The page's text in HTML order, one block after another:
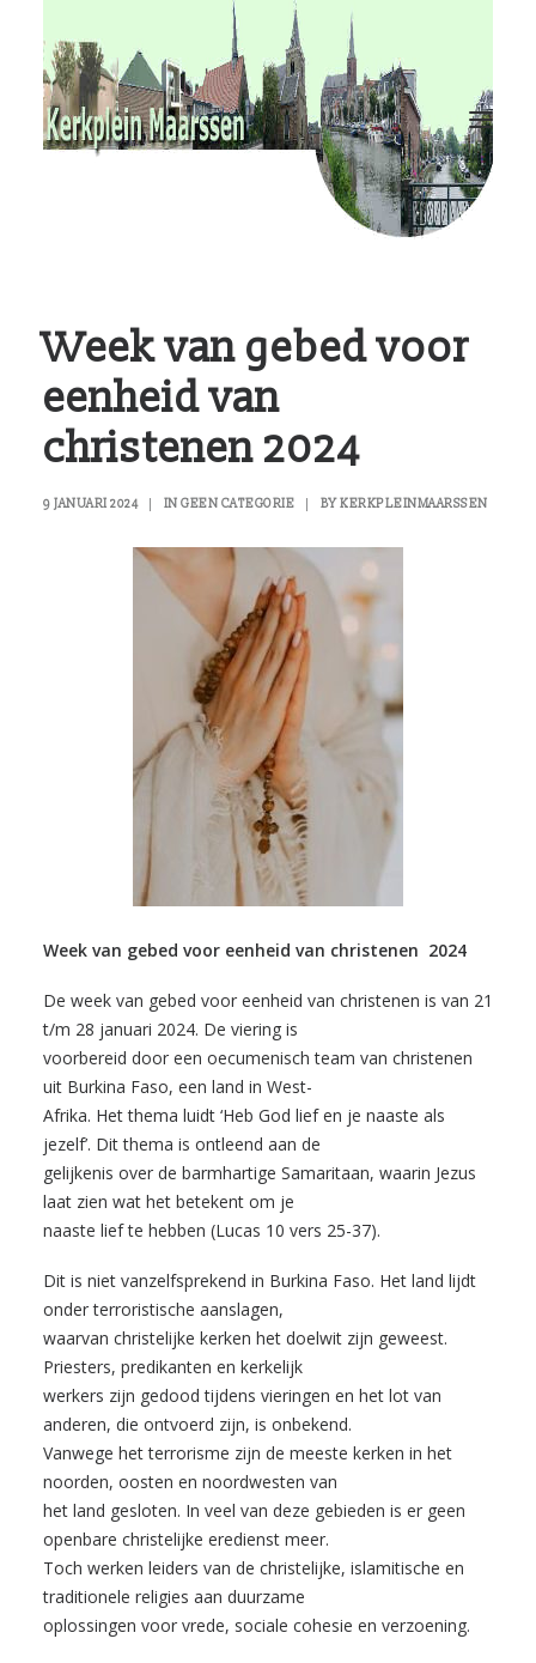
RvKM
Gemeenschappen
Kerkbladen
Week van gebed voor
eenheid van
christenen 2024
9 JANUARI 2024 IN GEEN CATEGORIE BYKERKPLEINMAARSSEN
Week van gebed voor eenheid van christenen 2024
De week van gebed voor eenheid van christenen is van 21
t/m 28 januari 2024. De viering is
voorbereid door een oecumenisch team van christenen
uit Burkina Faso, een land in West-
Afrika. Het thema luidt ‘Heb God lief en je naaste als
jezelf’. Dit thema is ontleend aan de
gelijkenis over de barmhartige Samaritaan, waarin Jezus
laat zien wat het betekent om je
naaste lief te hebben (Lucas 10 vers 25-37).
Dit is niet vanzelfsprekend in Burkina Faso. Het land lijdt
onder terroristische aanslagen,
waarvan christelijke kerken het doelwit zijn geweest.
Priesters, predikanten en kerkelijk
werkers zijn gedood tijdens vieringen en het lot van
anderen, die ontvoerd zijn, is onbekend.
Vanwege het terrorisme zijn de meeste kerken in het
noorden, oosten en noordwesten van
het land gesloten. In veel van deze gebieden is er geen
openbare christelijke eredienst meer.
Toch werken leiders van de christelijke, islamitische en
traditionele religies aan duurzame
oplossingen voor vrede, sociale cohesie en verzoening.